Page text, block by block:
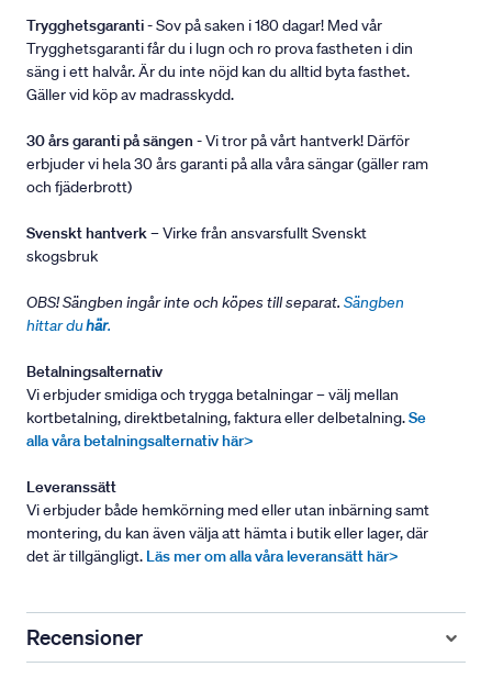
Trygghetsgaranti- Sov på saken i 180 dagar! Med vår
Trygghetsgaranti får du i lugn och ro prova fastheten i din
säng i ett halvår. Är du inte nöjd kan du alltid byta fasthet.
Gäller vid köp av madrasskydd.
30 års garanti på sängen - Vi tror på vårt hantverk! Därför
erbjuder vi hela 30 års garanti på alla våra sängar (gäller ram
och fjäderbrott)
Svenskt hantverk– Virke från ansvarsfullt Svenskt
skogsbruk
OBS! Sängben ingår inte och köpes till separat. Sängben
hittar duhär.
Betalningsalternativ
Vi erbjuder smidiga och trygga betalningar – välj mellan
kortbetalning, direktbetalning, faktura eller delbetalning.Se
alla våra betalningsalternativ här>
Leveranssätt
Vi erbjuder både hemkörning med eller utan inbärning samt
montering, du kan även välja att hämta i butik eller lager, där
det är tillgängligt. Läs mer om alla våra leveransätt här>
Recensioner